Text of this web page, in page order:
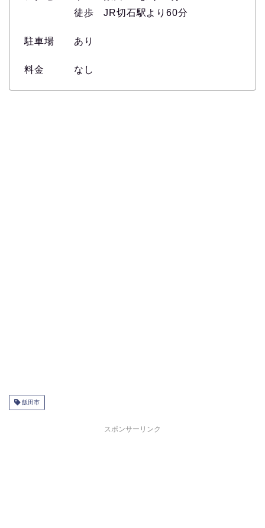
徒歩 JR切石駅より60分
駐車場 あり
料金 なし
飯田市
スポンサーリンク